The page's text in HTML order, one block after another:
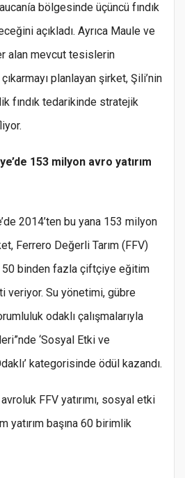
bölgesinde üçüncü fındık
açıkladı. Ayrıca Maule ve
alan mevcut tesislerin
planlayan şirket, Şili’nin
fındık tedarikinde stratejik
153 milyon avro yatırım
2014’ten bu yana 153 milyon
Ferrero Değerli Tarım (FFV)
50 binden fazla çiftçiye eğitim
veriyor. Su yönetimi, gübre
odaklı çalışmalarıyla
‘Sosyal Etki ve
kategorisinde ödül kazandı.
FFV yatırımı, sosyal etki
yatırım başına 60 birimlik